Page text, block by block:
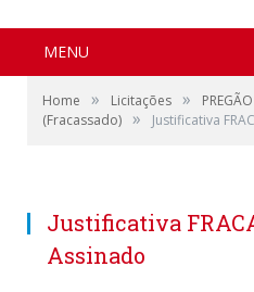
MENU
Home » Licitações »
(Fracassado) » Justificativa
Justificativa
Assinado